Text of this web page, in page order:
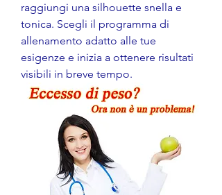
raggiungi una silhouette snella e
tonica. Scegli il programma di
allenamento adatto alle tue
esigenze e inizia a ottenere risultati
visibili in breve tempo.